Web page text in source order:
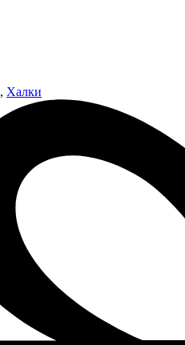
, Халки